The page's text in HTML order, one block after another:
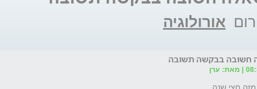
אורולוגיה
חשובה בבקשה תשובה